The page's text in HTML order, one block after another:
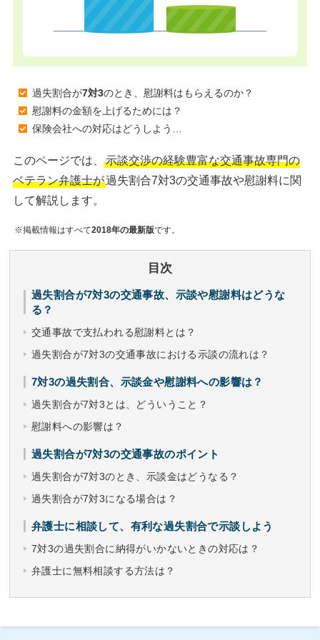
過失割合が7対3のとき、慰謝料はもらえるのか？
慰謝料の金額を上げるためには？
保険会社への対応はどうしよう…
このページでは、
示談交渉の経験豊富な交通事故専門の
ベテラン弁護士が過失割合7対3の交通事故や慰謝料に関
して解説します。
※掲載情報はすべて2018年の最新版です。
目次
過失割合が7対3の交通事故、示談や慰謝料はどうな
る？
交通事故で支払われる慰謝料とは？
過失割合が7対3の交通事故における示談の流れは？
7対3の過失割合、示談金や慰謝料への影響は？
過失割合が7対3とは、どういうこと？
慰謝料への影響は？
過失割合が7対3の交通事故のポイント
過失割合が7対3のとき、示談金はどうなる？
過失割合が7対3になる場合は？
弁護士に相談して、有利な過失割合で示談しよう
7対3の過失割合に納得がいかないときの対応は？
弁護士に無料相談する方法は？